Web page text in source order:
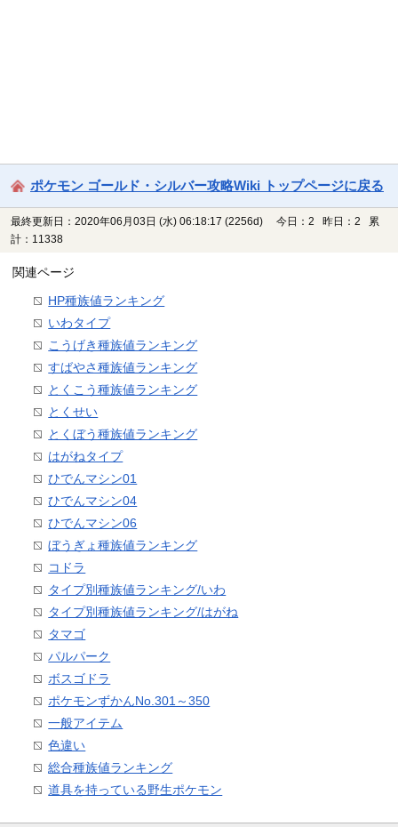
ポケモン ゴールド・シルバー攻略Wiki トップページに戻る
最終更新日：2020年06月03日 (水) 06:18:17 (2256d)
今日：2 昨日：2 累
計：11338
関連ページ
HP種族値ランキング
いわタイプ
こうげき種族値ランキング
すばやさ種族値ランキング
とくこう種族値ランキング
とくせい
とくぼう種族値ランキング
はがねタイプ
ひでんマシン01
ひでんマシン04
ひでんマシン06
ぼうぎょ種族値ランキング
コドラ
タイプ別種族値ランキング/いわ
タイプ別種族値ランキング/はがね
タマゴ
パルパーク
ボスゴドラ
ポケモンずかんNo.301～350
一般アイテム
色違い
総合種族値ランキング
道具を持っている野生ポケモン